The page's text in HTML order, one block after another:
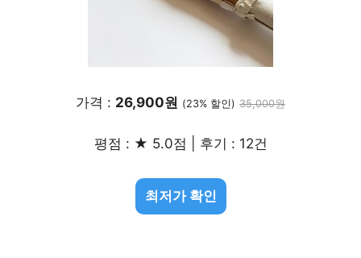
가격 : 26,900원 (23% 할인) 35,000원
평점 : ★ 5.0점 | 후기 : 12건
최저가 확인